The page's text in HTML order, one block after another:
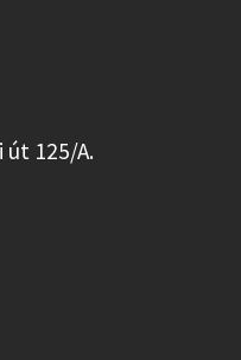
út 125/A.